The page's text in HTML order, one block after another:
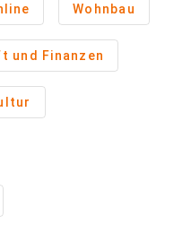
Wohnbau
und Finanzen